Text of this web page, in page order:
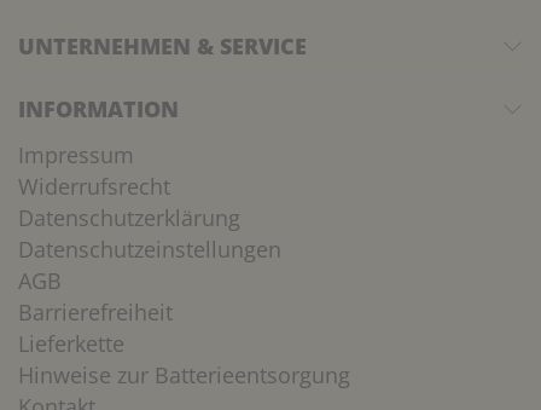
UNTERNEHMEN & SERVICE
INFORMATION
Impressum
Widerrufsrecht
Datenschutzerklärung
Datenschutzeinstellungen
AGB
Barrierefreiheit
Lieferkette
Hinweise zur Batterieentsorgung